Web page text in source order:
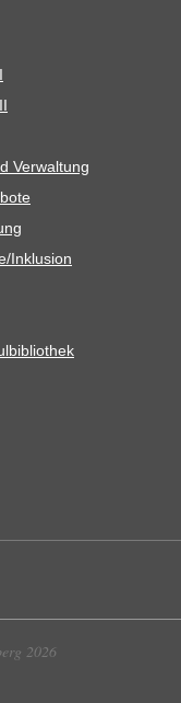
Verwaltung
​​Inklusion
2026